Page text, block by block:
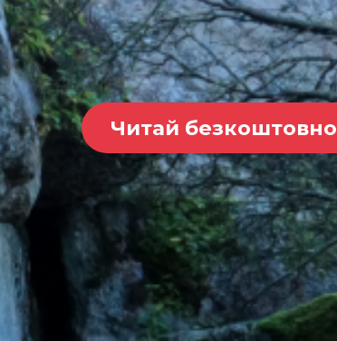
Читай безкоштовно